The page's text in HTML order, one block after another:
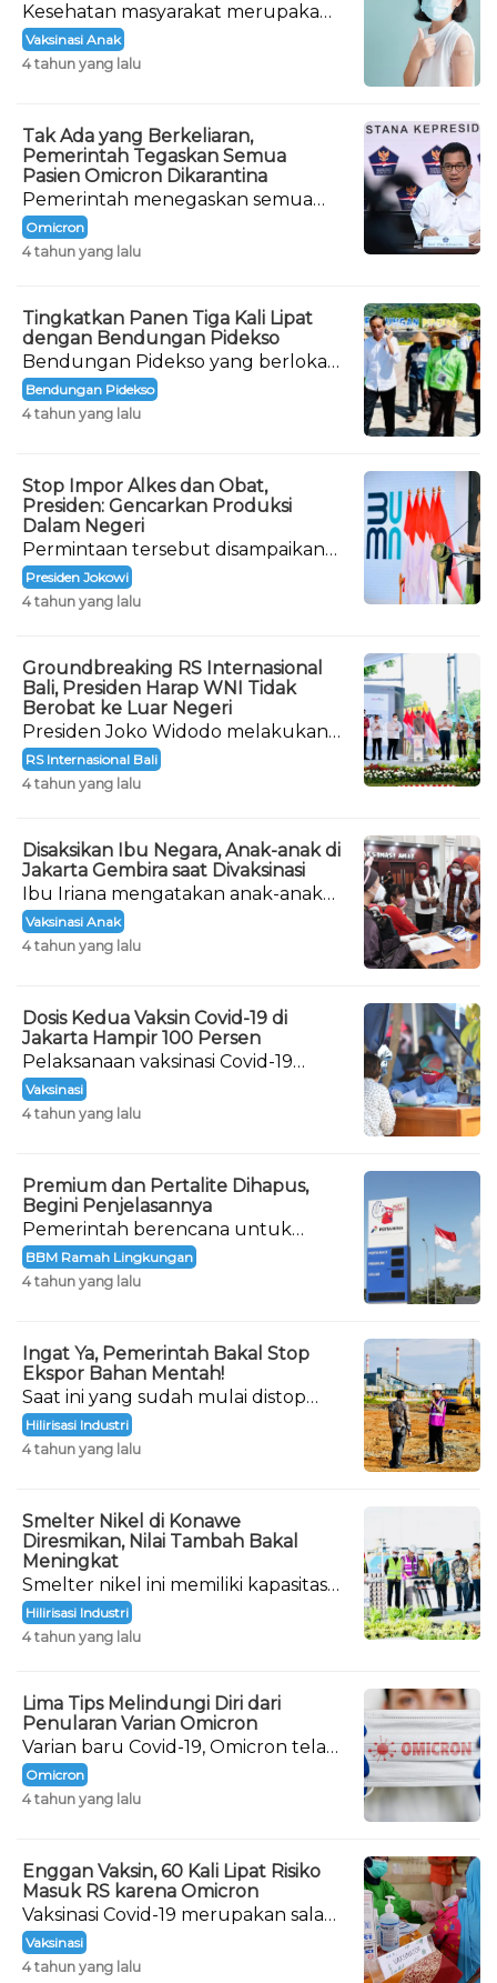
Kesehatan masyarakat merupakan
prioritas pemerintah dalam
penanganan Covid-19 di tanah air.
Vaksinasi Anak
4 tahun yang lalu
Tak Ada yang Berkeliaran,
Pemerintah Tegaskan Semua
Pasien Omicron Dikarantina
Pemerintah menegaskan semua
pasien yang terinfeksi varian
Omicron Covid-19 sedang menjalani
Omicron
4 tahun yang lalu
Tingkatkan Panen Tiga Kali Lipat
dengan Bendungan Pidekso
Bendungan Pidekso yang berlokasi
di Kabupaten Wonogiri, Jawa
Tengah, akhirnya diresmikan.
Bendungan Pidekso
4 tahun yang lalu
Stop Impor Alkes dan Obat,
Presiden: Gencarkan Produksi
Dalam Negeri
Permintaan tersebut disampaikan
langsung oleh Presiden Joko
Widodo saat meresmikan
Internasional Bali.
Presiden Jokowi
4 tahun yang lalu
Groundbreaking RS Internasional
Bali, Presiden Harap WNI Tidak
Berobat ke Luar Negeri
Presiden Joko Widodo melakukan
peletakan batu pertama atau
groundbreaking Rumah Sakit (RS)
RS Internasional Bali
4 tahun yang lalu
Disaksikan Ibu Negara, Anak-anak di
Jakarta Gembira saat Divaksinasi
Ibu Iriana mengatakan anak-anak
yang menjadi peserta dalam giat
vaksinasi ini tidak ada yang takut.
Vaksinasi Anak
4 tahun yang lalu
Dosis Kedua Vaksin Covid-19 di
Jakarta Hampir 100 Persen
Pelaksanaan vaksinasi Covid-19
hingga dosis lengkap (dua dosis) di
DKI Jakarta menunjukkan hasil
Vaksinasi
4 tahun yang lalu
Premium dan Pertalite Dihapus,
Begini Penjelasannya
Pemerintah berencana untuk
menghapus bahan bakar minyak
(BBM) jenis Premium dan Pertalite.
BBM Ramah Lingkungan
4 tahun yang lalu
Ingat Ya, Pemerintah Bakal Stop
Ekspor Bahan Mentah!
Saat ini yang sudah mulai distop
adalah nikel. Nantinya, penghentian
ekspor berikutnya adalah bahan
Hilirisasi Industri
4 tahun yang lalu
Smelter Nikel di Konawe
Diresmikan, Nilai Tambah Bakal
Meningkat
Smelter nikel ini memiliki kapasitas
produksi 1,8 juta ton per tahun.
Hilirisasi Industri
4 tahun yang lalu
Lima Tips Melindungi Diri dari
Penularan Varian Omicron
Varian baru Covid-19, Omicron telah
terdeteksi masuk ke Indonesia
sejak 15 Desember 2021.
Omicron
4 tahun yang lalu
Enggan Vaksin, 60 Kali Lipat Risiko
Masuk RS karena Omicron
Vaksinasi Covid-19 merupakan salah
satu cara agar tubuh mampu
menghadapi virus Corona.
Vaksinasi
4 tahun yang lalu